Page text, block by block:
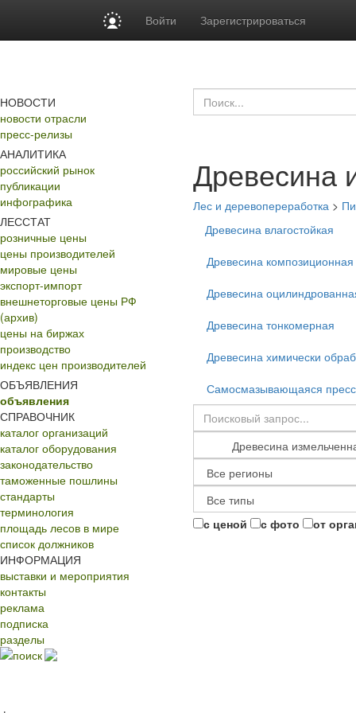
Войти Зарегистрироваться
НОВОСТИ
новости отрасли
пресс-релизы
АНАЛИТИКА
российский рынок
публикации
инфографика
ЛЕССТАТ
розничные цены
цены производителей
мировые цены
экспорт-импорт
внешнеторговые цены РФ
(архив)
цены на биржах
производство
индекс цен производителей
ОБЪЯВЛЕНИЯ
объявления
СПРАВОЧНИК
каталог организаций
каталог оборудования
законодательство
таможенные пошлины
стандарты
терминология
площадь лесов в мире
список должников
ИНФОРМАЦИЯ
выставки и мероприятия
контакты
реклама
подписка
разделы
поиск
Древесина
Лес и деревопереработка >
Древесина влагостойкая
Древесина композиционная
Древесина
Древесина тонкомерная
Древесина химически
Самосмазывающаяся
с ценой с фото от